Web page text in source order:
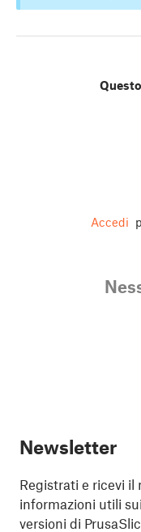
Accedi
Newsletter
Registrati e ricevi
informazioni utili
versioni di